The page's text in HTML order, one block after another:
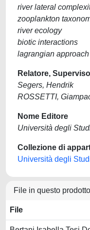
river lateral
zooplankton
river ecology
biotic interactions
lagrangian approach
Relatore,
Segers, Hendrik
ROSSETTI,
Nome Editore
Università degli
Collezione di
Università degli
File in questo
File